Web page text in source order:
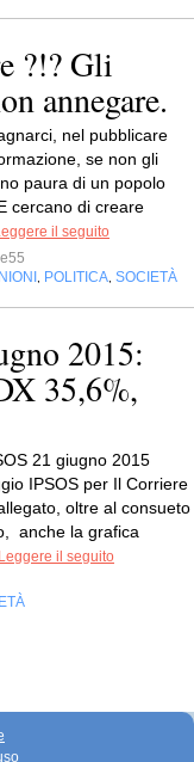
?!? Gli
annegare.
nel pubblicare
se non gli
paura di un popolo
cercano di creare
il seguito
POLITICA SOCIETÀ
2015:
35,6%,
21 giugno 2015
IPSOS per Il Corriere
oltre al consueto
anche la grafica
Leggere il seguito